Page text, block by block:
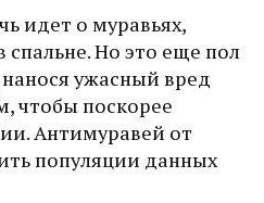
идет о муравьях,
Но это еще пол
ужасный вред
чтобы поскорее
Антимуравей от
популяции данных